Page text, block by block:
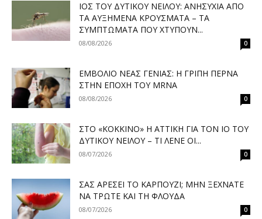
ΙΌΣ ΤΟΥ ΔΥΤΙΚΟΎ ΝΕΊΛΟΥ: ΑΝΗΣΥΧΊΑ ΑΠΌ
ΤΑ ΑΥΞΗΜΈΝΑ ΚΡΟΎΣΜΑΤΑ – ΤΑ
ΣΥΜΠΤΏΜΑΤΑ ΠΟΥ ΧΤΥΠΟΎΝ...
08/08/2026 0
ΕΜΒΌΛΙΟ ΝΈΑΣ ΓΕΝΙΆΣ: Η ΓΡΊΠΗ ΠΕΡΝΆ
ΣΤΗΝ ΕΠΟΧΉ ΤΟΥ MRNA
08/08/2026 0
ΣΤΟ «ΚΌΚΚΙΝΟ» Η ΑΤΤΙΚΉ ΓΙΑ ΤΟΝ ΙΌ ΤΟΥ
ΔΥΤΙΚΟΎ ΝΕΊΛΟΥ – ΤΙ ΛΈΝΕ ΟΙ...
08/07/2026 0
ΣΑΣ ΑΡΈΣΕΙ ΤΟ ΚΑΡΠΟΎΖΙ; ΜΗΝ ΞΕΧΝΆΤΕ
ΝΑ ΤΡΏΤΕ ΚΑΙ ΤΗ ΦΛΟΎΔΑ
08/07/2026 0